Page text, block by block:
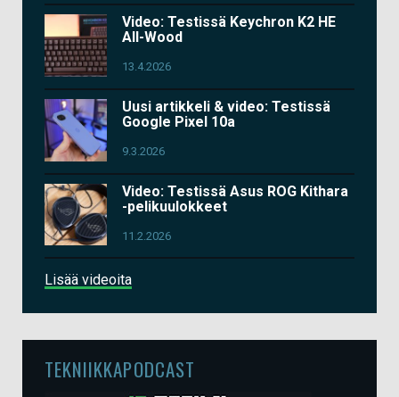
Video: Testissä Keychron K2 HE
All-Wood
13.4.2026
Uusi artikkeli & video: Testissä
Google Pixel 10a
9.3.2026
Video: Testissä Asus ROG Kithara
-pelikuulokkeet
11.2.2026
Lisää videoita
TEKNIIKKAPODCAST